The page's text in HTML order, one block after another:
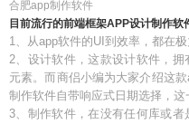
合肥app制作软件
目前流行的前端框架APP设计制作软
1、从app软件的UI到效率，都在
2、设计软件，这款设计软件，
元素。而商侣小编为大家介绍这
制作软件自带响应式日期选择，这
3、制作软件，在没有任何库或